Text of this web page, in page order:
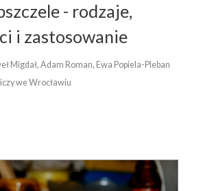
- rodzaje,
i zastosowanie
Migdał, Adam Roman, Ewa Popiela-Pleban
we Wrocławiu